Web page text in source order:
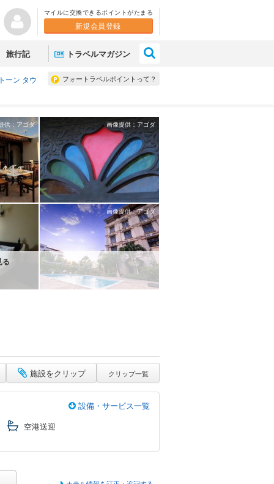
マイルに交換できるポイントがたまる
新規会員登録
旅行記 トラベルマガジン
フォートラベルポイントって？
ーン タウ
供：アゴダ 画像提供：アゴダ
画像提供：アゴダ
る
施設をクリップ クリップ一覧
設備・サービス一覧
空港送迎